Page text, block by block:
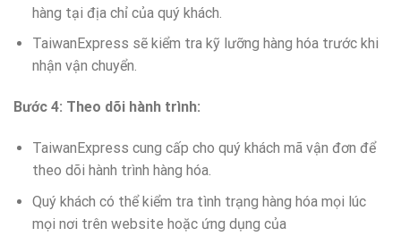
hàng tại địa chỉ của quý khách.
TaiwanExpress sẽ kiểm tra kỹ lưỡng hàng hóa trước khi
nhận vận chuyển.
Bước 4: Theo dõi hành trình:
TaiwanExpress cung cấp cho quý khách mã vận đơn để
theo dõi hành trình hàng hóa.
Quý khách có thể kiểm tra tình trạng hàng hóa mọi lúc
mọi nơi trên website hoặc ứng dụng của